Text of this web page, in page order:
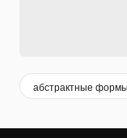
абстрактные формы